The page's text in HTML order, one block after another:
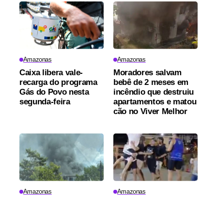
Amazonas
Caixa libera vale-
recarga do programa
Gás do Povo nesta
segunda-feira
Amazonas
Moradores salvam
bebê de 2 meses em
incêndio que destruiu
apartamentos e matou
cão no Viver Melhor
Amazonas Amazonas